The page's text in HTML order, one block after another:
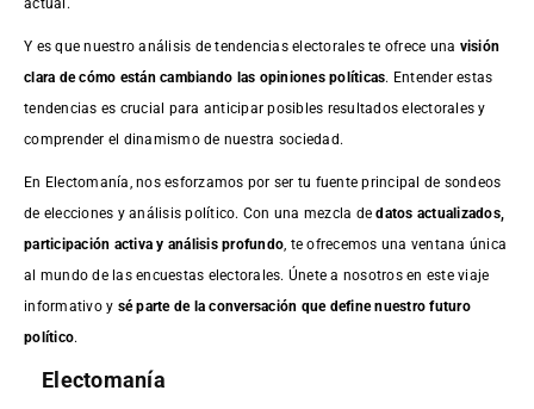
Y es que nuestro análisis de tendencias electorales te ofrece una visión
clara de cómo están cambiando las opiniones políticas. Entender estas
tendencias es crucial para anticipar posibles resultados electorales y
comprender el dinamismo de nuestra sociedad.
En Electomanía, nos esforzamos por ser tu fuente principal de sondeos
de elecciones y análisis político. Con una mezcla dedatos actualizados,
participación activa y análisis profundo , te ofrecemos una ventana única
al mundo de las encuestas electorales. Únete a nosotros en este viaje
informativo y sé parte de la conversación que define nuestro futuro
político.
Electomanía